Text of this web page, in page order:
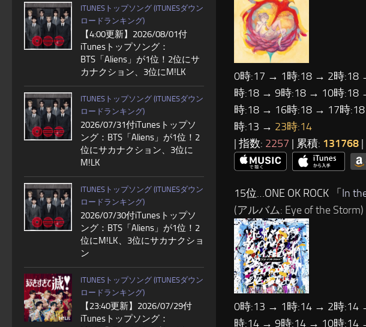
0時:17 → 1時:18 → 2時
時:18 → 9時:18 → 10時
時:18 → 16時:18 → 17時
時:13 → 23時:14
| 指数: 2257 | 累積: 131768 |
15位…ONE OK ROCK 「 In
(アルバム: Eye of the Storm)
0時:13 → 1時:14 → 2時
時:14 → 9時:14 → 10時
ITUNESトップソング (ITUNESダウン
ロードランキング)
【4:00更新】2026/08/01付
iTunesトップソング：
BTS「Aliens」が1位！2位にサ
カナクション、3位にM!LK
ITUNESトップソング (ITUNESダウン
ロードランキング)
2026/07/31付iTunesトップソ
ング：BTS「Aliens」が1位！2
位にサカナクション、3位に
M!LK
ITUNESトップソング (ITUNESダウン
ロードランキング)
2026/07/30付iTunesトップソ
ング：BTS「Aliens」が1位！2
位にM!LK、3位にサカナクショ
ン
ITUNESトップソング (ITUNESダウン
ロードランキング)
【23:40更新】2026/07/29付
iTunesトップソング：